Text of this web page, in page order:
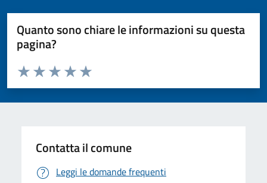
Quanto sono chiare le informazioni su questa
pagina?
Valuta da 1 a 5 stelle la pagina
Valuta 5 stelle su 5
Valuta 4 stelle su 5
Valuta 3 stelle su 5
Valuta 2 stelle su 5
Valuta 1 stelle su 5
Contatta il comune
Leggi le domande frequenti